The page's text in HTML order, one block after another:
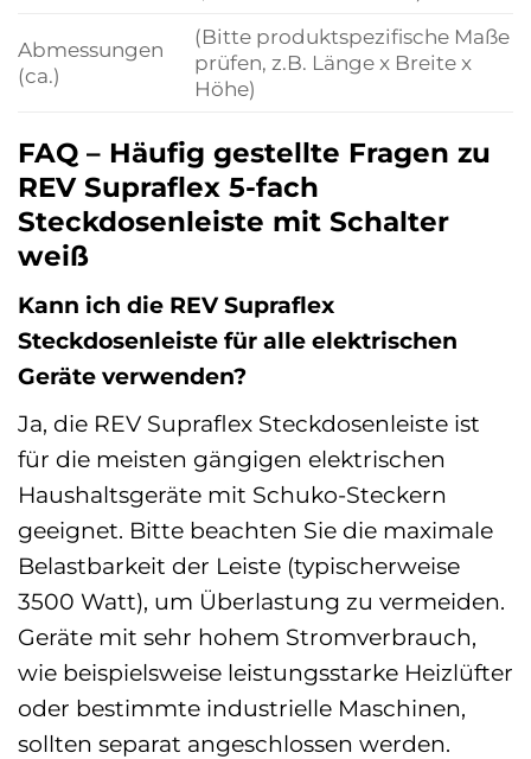
Abmessungen
(ca.)
(Bitte produktspezifische Maße
prüfen, z.B. Länge x Breite x
Höhe)
FAQ – Häufig gestellte Fragen zu
REV Supraflex 5-fach
Steckdosenleiste mit Schalter
weiß
Kann ich die REV Supraflex
Steckdosenleiste für alle elektrischen
Geräte verwenden?
Ja, die REV Supraflex Steckdosenleiste ist
für die meisten gängigen elektrischen
Haushaltsgeräte mit Schuko-Steckern
geeignet. Bitte beachten Sie die maximale
Belastbarkeit der Leiste (typischerweise
3500 Watt), um Überlastung zu vermeiden.
Geräte mit sehr hohem Stromverbrauch,
wie beispielsweise leistungsstarke Heizlüfter
oder bestimmte industrielle Maschinen,
sollten separat angeschlossen werden.